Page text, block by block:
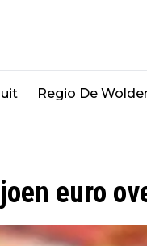
uit Regio De
euro